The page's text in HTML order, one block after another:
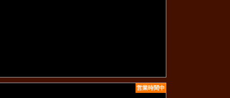
営業時間中